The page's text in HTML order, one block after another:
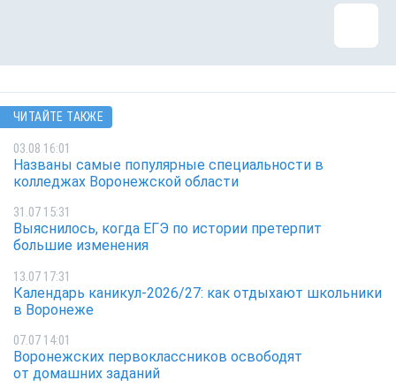
ЧИТАЙТЕ ТАКЖЕ
03.08 16:01
Названы самые популярные специальности в
колледжах Воронежской области
31.07 15:31
Выяснилось, когда ЕГЭ по истории претерпит
большие изменения
13.07 17:31
Календарь каникул-2026/27: как отдыхают школьники
в Воронеже
07.07 14:01
Воронежских первоклассников освободят
от домашних заданий